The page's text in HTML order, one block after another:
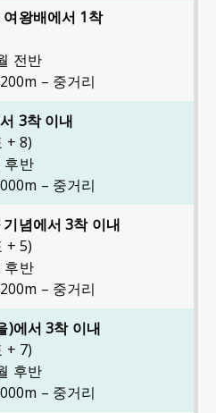
왕배에서 1착
전반
– 중거리
3착 이내
+ 8)
후반
– 중거리
념에서 3착 이내
+ 5)
후반
– 중거리
)에서 3착 이내
+ 7)
후반
– 중거리